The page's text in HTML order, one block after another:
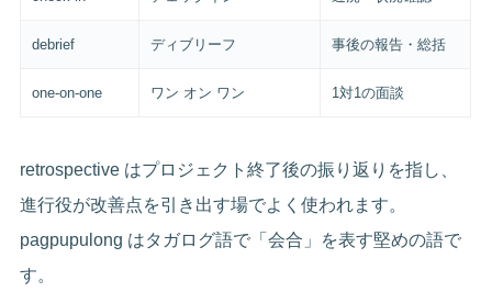
debrief ディブリーフ 事後の報告・総括
one-on-one ワン オン ワン 1対1の面談
retrospective はプロジェクト終了後の振り返りを指し、
進行役が改善点を引き出す場でよく使われます。
pagpupulong はタガログ語で「会合」を表す堅めの語で
す。